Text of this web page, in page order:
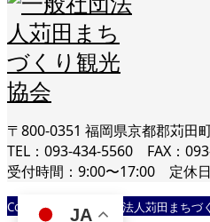
〒800-0351 福岡県京都郡苅田
TEL：093-434-5560 FAX：
受付時間：9:00〜17:00 定休
Copyright © 一般社団法人苅田まちづ
JA